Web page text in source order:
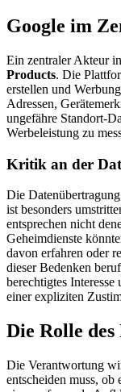
Google im
Ein zentraler Akteur
Products. Die
erstellen und
Adressen,
ungefähre Standort-
Werbeleistung zu
Kritik an der
Die
ist besonders
entsprechen nicht
Geheimdienste
davon erfahren oder
dieser Bedenken
berechtigtes
einer expliziten
Die Rolle des
Die Verantwortung
entscheiden muss,